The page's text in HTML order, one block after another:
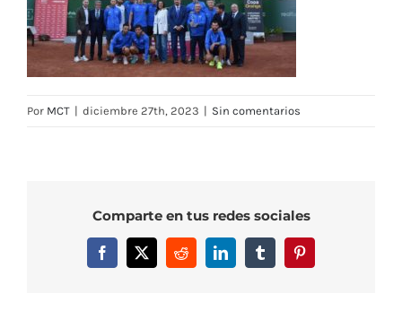
Por MCT | diciembre 27th, 2023 | Sin comentarios
Comparte en tus redes sociales
Facebook
X RedditLinkedInTumblrPinterest